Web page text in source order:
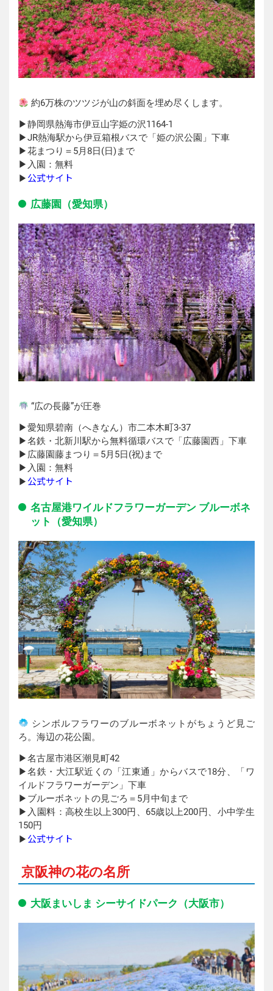
約6万株のツツジが山の斜面を埋め尽くします。
▶︎静岡県熱海市伊豆山字姫の沢1164-1
▶︎JR熱海駅から伊豆箱根バスで「姫の沢公園」下車
▶︎花まつり＝5月8日(日)まで
▶︎入園：無料
▶︎ 公式サイト
広藤園（愛知県）
“広の長藤”が圧巻
▶︎愛知県碧南（へきなん）市二本木町3-37
▶︎名鉄・北新川駅から無料循環バスで「広藤園西」下車
▶︎広藤園藤まつり＝5月5日(祝)まで
▶︎入園：無料
▶︎ 公式サイト
名古屋港ワイルドフラワーガーデン ブルーボネ
ット（愛知県）
シンボルフラワーのブルーボネットがちょうど見ご
ろ。海辺の花公園。
▶︎名古屋市港区潮見町42
▶︎名鉄・大江駅近くの「江東通」からバスで18分、「ワ
イルドフラワーガーデン」下車
▶︎ブルーボネットの見ごろ＝5月中旬まで
▶︎入園料：高校生以上300円、65歳以上200円、小中学生
150円
▶︎ 公式サイト
京阪神の花の名所
大阪まいしま シーサイドパーク（大阪市）